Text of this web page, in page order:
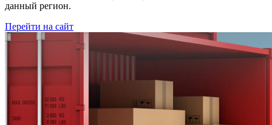
данный регион.
Перейти на сайт